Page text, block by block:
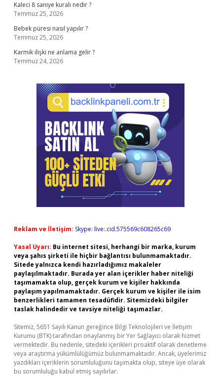
Kaleci 8 saniye kuralı nedir ?
Temmuz 25, 2026
Bebek püresi nasıl yapılır ?
Temmuz 25, 2026
Karmik ilişki ne anlama gelir ?
Temmuz 24, 2026
Reklam ve İletişim: Skype: live:.cid.575569c608265c69
Yasal Uyarı: Bu internet sitesi, herhangi bir marka, kurum
veya şahıs şirketi ile hiçbir bağlantısı bulunmamaktadır.
Sitede yalnızca kendi hazırladığımız makaleler
paylaşılmaktadır. Burada yer alan içerikler haber niteliği
taşımamakta olup, gerçek kurum ve kişiler hakkında
paylaşım yapılmamaktadır. Gerçek kurum ve kişiler ile isim
benzerlikleri tamamen tesadüfidir. Sitemizdeki bilgiler
taslak halindedir ve tavsiye niteliği taşımazlar.
Sitemiz, 5651 Sayılı Kanun gereğince Bilgi Teknolojileri ve İletişim
Kurumu (BTK) tarafından onaylanmış bir Yer Sağlayıcı olarak hizmet
vermektedir. Bu nedenle, sitedeki içerikleri proaktif olarak denetleme
veya araştırma yükümlülüğümüz bulunmamaktadır. Ancak, üyelerimiz
yazdıkları içeriklerin sorumluluğunu taşımakta olup, siteye üye olarak
bu sorumluluğu kabul etmiş sayılırlar.